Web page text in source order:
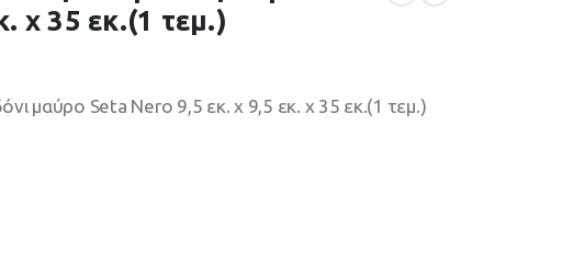
x 35 εκ.(1 τεμ.)
μαύρο Seta Nero 9,5 εκ. x 9,5 εκ. x 35 εκ.(1 τεμ.)